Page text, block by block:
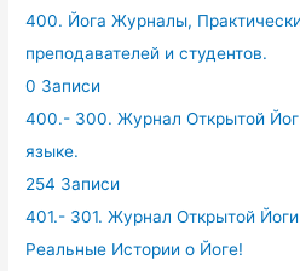
400. Йога Журналы,
преподавателей и студентов.
0 Записи
400.- 300. Журнал Открытой
языке.
254 Записи
401.- 301. Журнал Открытой
Реальные Истории о Йоге!